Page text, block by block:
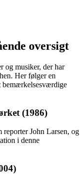
oversigt
og musiker, der har
Her følger en
bemærkelsesværdige
(1986)
John Larsen, og
i denne